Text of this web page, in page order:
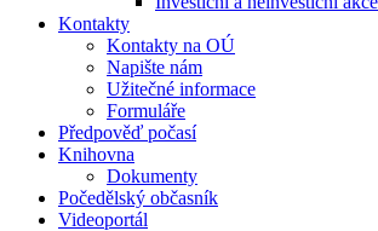
Kontakty
Kontakty na OÚ
Napište nám
Užitečné informace
Formuláře
Předpověď počasí
Knihovna
Dokumenty
Počedělský občasník
Videoportál